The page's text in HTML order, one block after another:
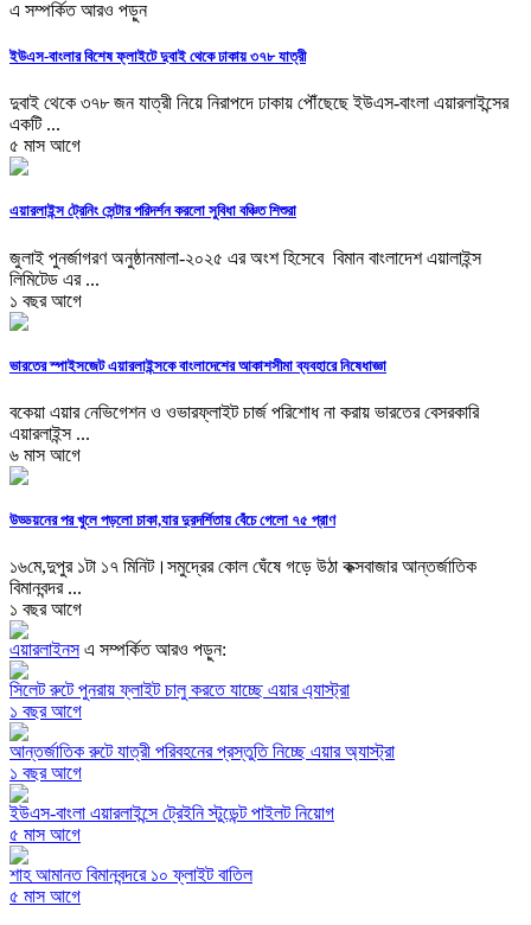
এ সম্পর্কিত আরও পড়ুন
ইউএস-বাংলার বিশেষ ফ্লাইটে দুবাই থেকে ঢাকায় ৩৭৮ যাত্রী
দুবাই থেকে ৩৭৮ জন যাত্রী নিয়ে নিরাপদে ঢাকায় পৌঁছেছে ইউএস-বাংলা এয়ারলাইন্সের
একটি ...
৫ মাস আগে
এয়ারলাইন্স ট্রেনিং সেন্টার পরিদর্শন করলো সুবিধা বঞ্চিত শিশুরা
জুলাই পুনর্জাগরণ অনুষ্ঠানমালা-২০২৫ এর অংশ হিসেবে বিমান বাংলাদেশ এয়ালাইন্স
লিমিটেড এর ...
১ বছর আগে
ভারতের স্পাইসজেট এয়ারলাইন্সকে বাংলাদেশের আকাশসীমা ব্যবহারে নিষেধাজ্ঞা
বকেয়া এয়ার নেভিগেশন ও ওভারফ্লাইট চার্জ পরিশোধ না করায় ভারতের বেসরকারি
এয়ারলাইন্স ...
৬ মাস আগে
উড্ডয়নের পর খুলে পড়লো চাকা,যার দুরদর্শিতায় বেঁচে গেলো ৭৫ প্রাণ
১৬মে,দুপুর ১টা ১৭ মিনিট।সমুদ্রের কোল ঘেঁষে গড়ে উঠা কক্সবাজার আন্তর্জাতিক
বিমানবন্দর ...
১ বছর আগে
এয়ারলাইনসএ সম্পর্কিত আরও পড়ুন:
সিলেট রুটে পুনরায় ফ্লাইট চালু করতে যাচ্ছে এয়ার এ্যাস্ট্রা
১ বছর আগে
আন্তর্জাতিক রুটে যাত্রী পরিবহনের প্রস্তুতি নিচ্ছে এয়ার অ্যাস্ট্রা
১ বছর আগে
ইউএস-বাংলা এয়ারলাইন্সে ট্রেইনি স্টুডেন্ট পাইলট নিয়োগ
৫ মাস আগে
শাহ আমানত বিমানবন্দরে ১০ ফ্লাইট বাতিল
৫ মাস আগে